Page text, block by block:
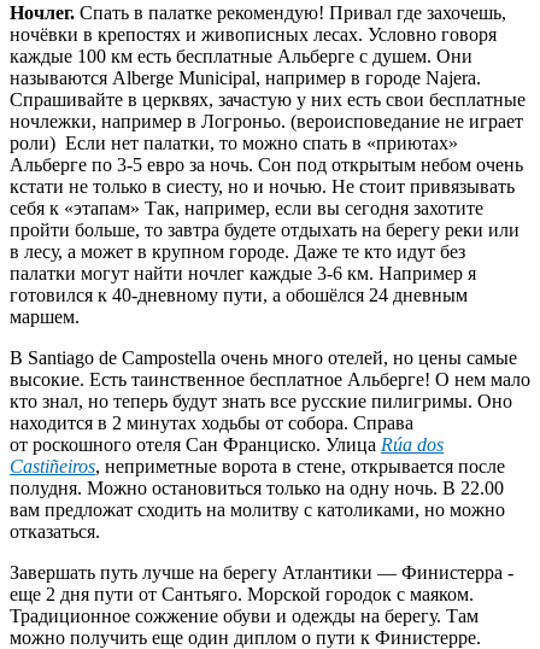
Ночлег. Спать в палатке рекомендую! Привал где захочешь,
ночёвки в крепостях и живописных лесах. Условно говоря
каждые 100 км есть бесплатные Альберге с душем. Они
называются Alberge Municipal, например в городе Najera.
Спрашивайте в церквях, зачастую у них есть свои бесплатные
ночлежки, например в Логроньо. (вероисповедание не играет
роли) Если нет палатки, то можно спать в «приютах»
Альберге по 3-5 евро за ночь. Сон под открытым небом очень
кстати не только в сиесту, но и ночью. Не стоит привязывать
себя к «этапам» Так, например, если вы сегодня захотите
пройти больше, то завтра будете отдыхать на берегу реки или
в лесу, а может в крупном городе. Даже те кто идут без
палатки могут найти ночлег каждые 3-6 км. Например я
готовился к 40-дневному пути, а обошёлся 24 дневным
маршем.
В Santiago de Campostella очень много отелей, но цены самые
высокие. Есть таинственное бесплатное Альберге! О нем мало
кто знал, но теперь будут знать все русские пилигримы. Оно
находится в 2 минутах ходьбы от собора. Справа
от роскошного отеля Сан Франциско. Улица Rúa dos
Castiñeiros, неприметные ворота в стене, открывается после
полудня. Можно остановиться только на одну ночь. В 22.00
вам предложат сходить на молитву с католиками, но можно
отказаться.
Завершать путь лучше на берегу Атлантики — Финистерра -
еще 2 дня пути от Сантьяго. Морской городок с маяком.
Традиционное сожжение обуви и одежды на берегу. Там
можно получить еще один диплом о пути к Финистерре.